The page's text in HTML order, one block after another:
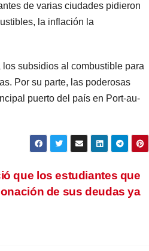
de varias ciudades pidieron
la inflación la
subsidios al combustible para
Por su parte, las poderosas
puerto del país en Port-au-
que los estudiantes que
de sus deudas ya